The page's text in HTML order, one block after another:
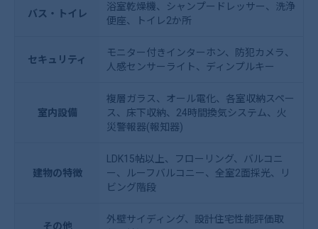
バス・トイレ
浴室乾燥機、シャンプードレッサー、洗浄
便座、トイレ2か所
セキュリティ
モニター付きインターホン、防犯カメラ、
人感センサーライト、ディンプルキー
室内設備
複層ガラス、オール電化、各室収納スペー
ス、床下収納、24時間換気システム、火
災警報器(報知器)
建物の特徴
LDK15帖以上、フローリング、バルコニ
ー、ルーフバルコニー、全室2面採光、リ
ビング階段
その他
外壁サイディング、設計住宅性能評価取